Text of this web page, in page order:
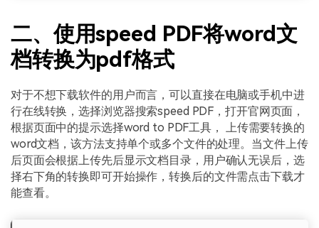
二、使用speed PDF将word文
档转换为pdf格式
对于不想下载软件的用户而言，可以直接在电脑或手机中进
行在线转换，选择浏览器搜索speed PDF，打开官网页面，
根据页面中的提示选择word to PDF工具， 上传需要转换的
word文档，该方法支持单个或多个文件的处理。当文件上传
后页面会根据上传先后显示文档目录，用户确认无误后，选
择右下角的转换即可开始操作，转换后的文件需点击下载才
能查看。